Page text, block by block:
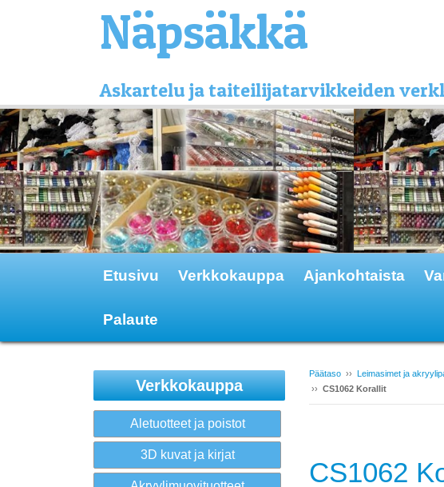
Näpsäkkä
Askartelu ja taiteilijatarvikkeiden
Etusivu Verkkokauppa Ajankohtaista
Palaute
Päätaso ›› Leimasimet ja
›› CS1062 Korallit
CS1062
Verkkokauppa
Aletuotteet ja poistot
3D kuvat ja kirjat